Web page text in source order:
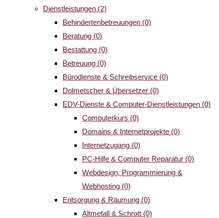
Dienstleistungen (2)
Behindertenbetreuungen (0)
Beratung (0)
Bestattung (0)
Betreuung (0)
Bürodienste & Schreibservice (0)
Dolmetscher & Übersetzer (0)
EDV-Dienste & Computer-Dienstleistungen (0)
Computerkurs (0)
Domains & Internetprojekte (0)
Internetzugang (0)
PC-Hilfe & Computer Reparatur (0)
Webdesign, Programmierung &
Webhosting (0)
Entsorgung & Räumung (0)
Altmetall & Schrott (0)